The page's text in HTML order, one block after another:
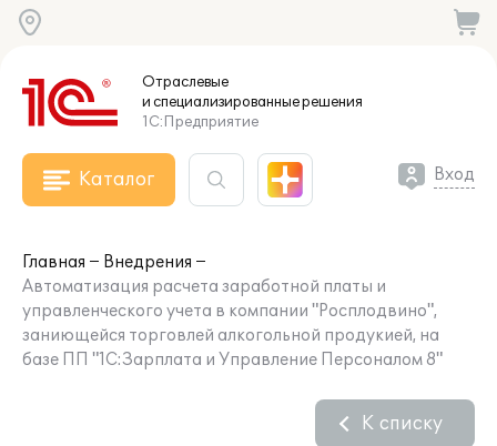
Отраслевые
и специализированныерешения
1С:Предприятие
Каталог Вход
Главная
Внедрения
Автоматизация расчета заработной платы и
управленческого учета в компании "Росплодвино",
заниющейся торговлей алкогольной продукией, на
базе ПП "1С:Зарплата и Управление Персоналом 8"
К списку